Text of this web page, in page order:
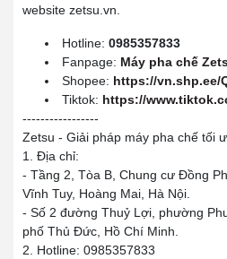
website zetsu.vn.
Hotline: 0985357833
Fanpage: Máy pha chế
Shopee: https://vn.shp.ee/
Tiktok: https://
-----------------
Zetsu - Giải pháp máy pha chế tối
1. Địa chỉ:
- Tầng 2, Tòa B, Chung cư Đồng
Vĩnh Tuy, Hoàng Mai, Hà Nội.
- Số 2 đường Thuỷ Lợi, phường
phố Thủ Đức, Hồ Chí Minh.
2. Hotline: 0985357833